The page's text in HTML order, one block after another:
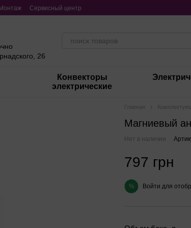
Монтаж Сервисный центр
26
Конвекторы
электрические
Главная
Магниевый
Нет в наличии
797 грн
% Войти для